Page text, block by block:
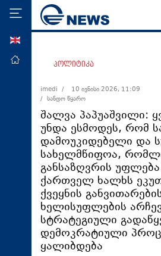
მთავარი
ეკონომიკა
მსოფლიო
ჯანდაცვა
საზოგადოება
სამართალი
თავდაცვა
რეგიონი
კულტურა
პოლიტიკა
imedi /
10 ივნისი 2026, 11:09
/ სანდო წყარო
შალვა პაპუაშვილი:
უნდა ესმოდეს, რომ
დამოუკიდებელი და
სახელმწიფოა,
განსაზღვრის
ქართველ ხალხს
ქვეყნის
ხელისუფლების
სტრატეგიული
დემოკრატიული
ყალიბდება